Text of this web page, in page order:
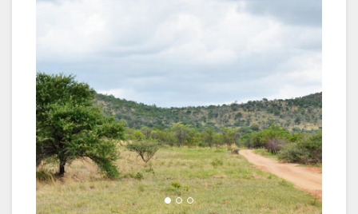
WEGBESCHREIBUNGEN
SPRACHE
WECHSELN
SPANISCH